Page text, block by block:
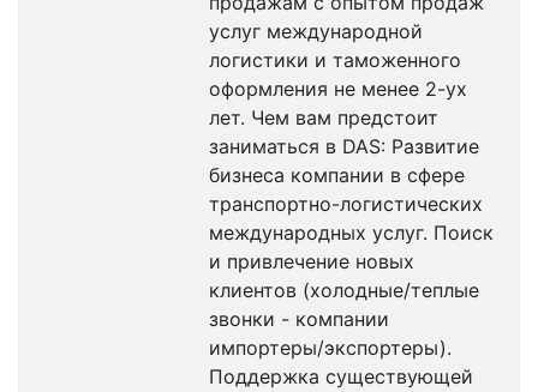
услуг международной
логистики и таможенного
оформления не менее 2-ух
лет. Чем вам предстоит
заниматься в DAS: Развитие
бизнеса компании в сфере
транспортно-логистических
международных услуг. Поиск
и привлечение новых
клиентов (холодные/теплые
звонки - компании
импортеры/экспортеры).
Поддержка существующей